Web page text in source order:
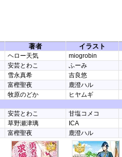
著者 イラスト
ヘロー天気 miogrobin
安芸とわこ ふーみ
雪永真希 吉良悠
富樫聖夜 鹿澄ハル
牧原のどか ヒヤムギ
安芸とわこ 甘塩コメコ
草野瀬津璃 ICA
富樫聖夜 鹿澄ハル